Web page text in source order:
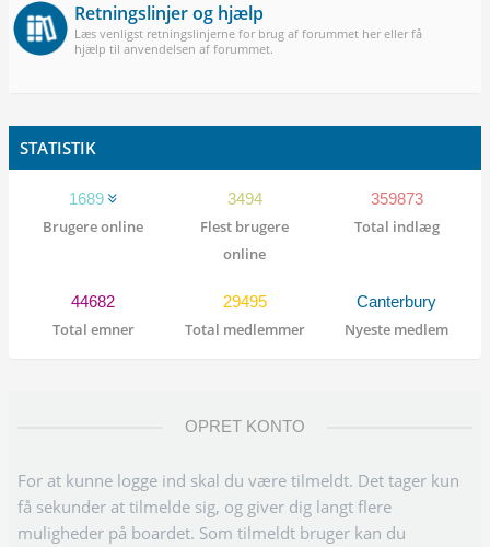
Retningslinjer og hjælp
Læs venligst retningslinjerne for brug af forummet her eller få
hjælp til anvendelsen af forummet.
STATISTIK
1689
Brugere online
3494
Flest brugere
online
359873
Total indlæg
44682
Total emner
29495
Total medlemmer
Canterbury
Nyeste medlem
OPRET KONTO
For at kunne logge ind skal du være tilmeldt. Det tager kun
få sekunder at tilmelde sig, og giver dig langt flere
muligheder på boardet. Som tilmeldt bruger kan du